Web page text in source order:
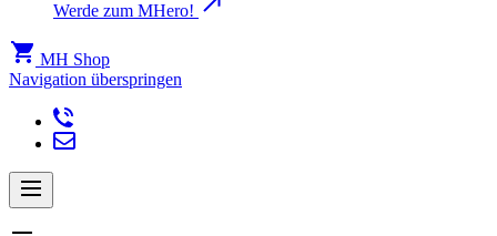
Werde zum MHero!
MH Shop
Navigation überspringen